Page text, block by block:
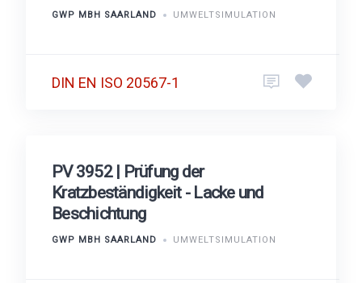
GWP MBH SAARLAND UMWELTSIMULATION
DIN EN ISO 20567-1
PV 3952 | Prüfung der
Kratzbeständigkeit - Lacke und
Beschichtung
GWP MBH SAARLAND UMWELTSIMULATION